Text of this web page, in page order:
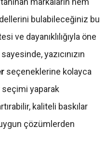
bulabileceğiniz bu
ve dayanıklılığıyla öne
yazıcınızın
seçeneklerine kolayca
seçimi yaparak
kaliteli baskılar
çözümlerden